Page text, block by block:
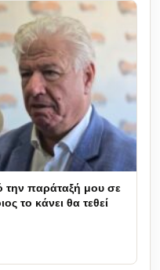
την παράταξή μου σε
το κάνει θα τεθεί